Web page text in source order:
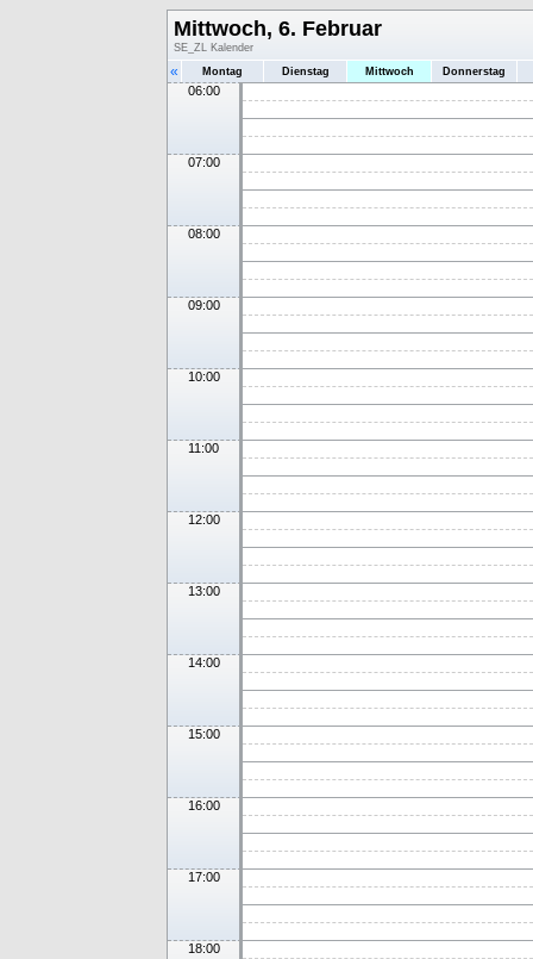
Mittwoch, 6. Februar
SE_ZL Kalender
« Montag Dienstag Mittwoch Donnerstag
06:00
07:00
08:00
09:00
10:00
11:00
12:00
13:00
14:00
15:00
16:00
17:00
18:00